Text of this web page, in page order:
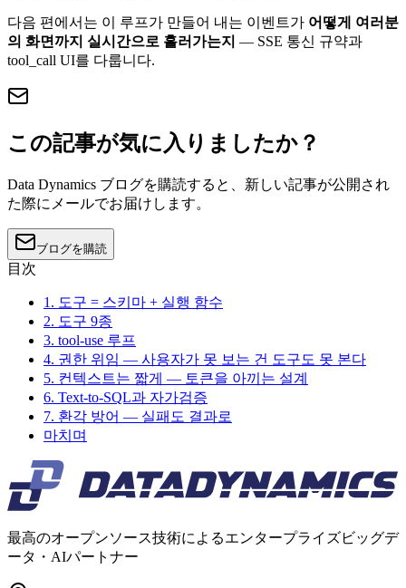
다음 편에서는 이 루프가 만들어 내는 이벤트가 어떻게 여러분
의 화면까지 실시간으로 흘러가는지 — SSE 통신 규약과
tool_call UI를 다룹니다.
この記事が気に入りましたか？
Data Dynamics ブログを購読すると、新しい記事が公開され
た際にメールでお届けします。
ブログを購読
目次
1. 도구 = 스키마 + 실행 함수
2. 도구 9종
3. tool-use 루프
4. 권한 위임 — 사용자가 못 보는 건 도구도 못 본다
5. 컨텍스트는 짧게 — 토큰을 아끼는 설계
6. Text-to-SQL과 자가검증
7. 환각 방어 — 실패도 결과로
마치며
最高のオープンソース技術によるエンタープライズビッグデ
ータ・AIパートナー